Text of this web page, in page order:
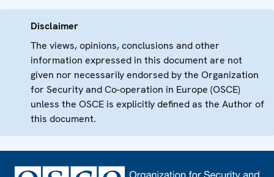
Disclaimer
The views, opinions, conclusions and other
information expressed in this document are not
given nor necessarily endorsed by the Organization
for Security and Co-operation in Europe (OSCE)
unless the OSCE is explicitly defined as the Author of
this document.